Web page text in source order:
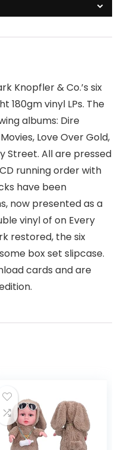
Knopfler & Co.’s six
180gm vinyl LPs. The
albums: Dire
Love Over Gold,
Street. All are pressed
running order with
have been
now presented as a
vinyl of on Every
restored, the six
box set slipcase.
cards and are